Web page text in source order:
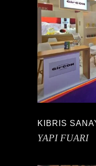
KIBRIS
YAPI FUARI